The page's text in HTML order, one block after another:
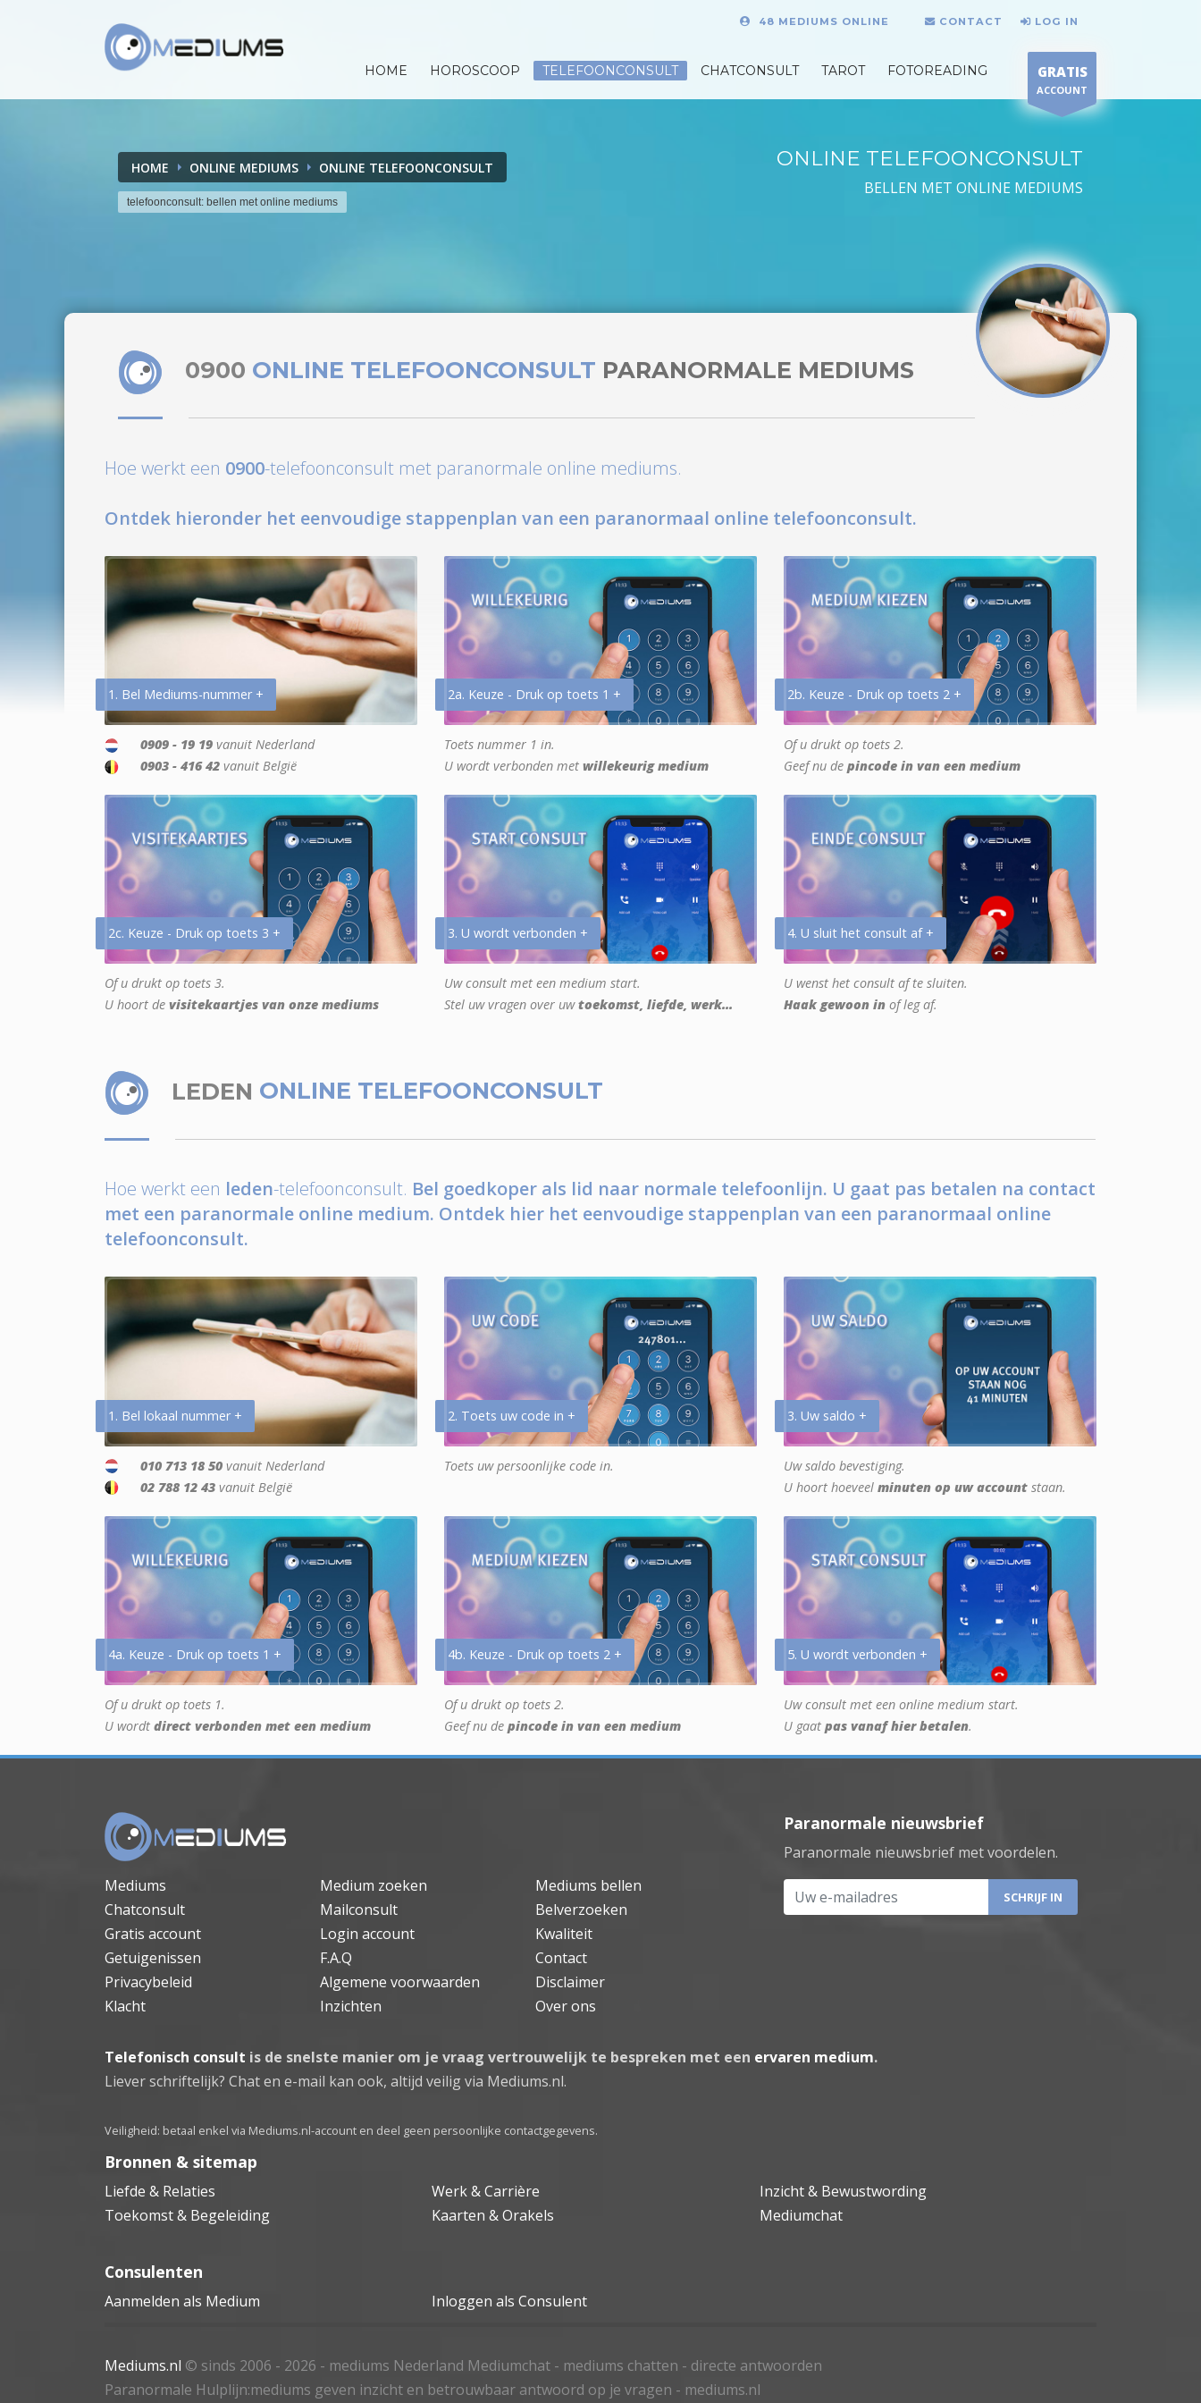
48 MEDIUMS ONLINE CONTACT LOG IN
HOME HOROSCOOP TELEFOONCONSULT CHATCONSULT TAROT FOTOREADING GRATIS
ACCOUNT
HOME ONLINE MEDIUMS ONLINE TELEFOONCONSULT
telefoonconsult: bellen met online mediums
ONLINE TELEFOONCONSULT
BELLEN MET ONLINE MEDIUMS
0900 ONLINE TELEFOONCONSULT PARANORMALE MEDIUMS
Hoe werkt een 0900-telefoonconsult met paranormale online mediums.
Ontdek hieronder het eenvoudige stappenplan van een paranormaal online telefoonconsult.
1. Bel Mediums-nummer +
0909 - 19 19 vanuit Nederland
0903 - 416 42 vanuit België
2a. Keuze - Druk op toets 1 +
Toets nummer 1 in.
U wordt verbonden met willekeurig medium
2b. Keuze - Druk op toets 2 +
Of u drukt op toets 2.
Geef nu de pincode in van een medium
2c. Keuze - Druk op toets 3 +
Of u drukt op toets 3.
U hoort de visitekaartjes van onze mediums
3. U wordt verbonden +
Uw consult met een medium start.
Stel uw vragen over uwtoekomst, liefde, werk...
4. U sluit het consult af +
U wenst het consult af te sluiten.
Haak gewoon in of leg af.
LEDEN ONLINE TELEFOONCONSULT
Hoe werkt een leden-telefoonconsult. Bel goedkoper als lid naar normale telefoonlijn. U gaat pas betalen na contact
met een paranormale online medium. Ontdek hier het eenvoudige stappenplan van een paranormaal online
telefoonconsult.
1. Bel lokaal nummer +
010 713 18 50 vanuit Nederland
02 788 12 43 vanuit België
2. Toets uw code in +
Toets uw persoonlijke code in.
3. Uw saldo +
Uw saldo bevestiging.
U hoort hoeveel minuten op uw account staan.
4a. Keuze - Druk op toets 1 +
Of u drukt op toets 1.
U wordt direct verbonden met een medium
4b. Keuze - Druk op toets 2 +
Of u drukt op toets 2.
Geef nu de pincode in van een medium
5. U wordt verbonden +
Uw consult met een online medium start.
U gaat pas vanaf hier betalen.
Mediums Medium zoeken
Mediums bellen
Chatconsult
Mailconsult
Belverzoeken
Gratis account
Login account
Kwaliteit
Getuigenissen
F.A.Q
Contact
Privacybeleid
Algemene voorwaarden
Disclaimer
Klacht
Inzichten Over ons
Paranormale nieuwsbrief
Paranormale nieuwsbrief met voordelen.
Uw e-mailadres
Telefonisch consult is de snelste manier om je vraag vertrouwelijk te bespreken met een ervaren medium.
Liever schriftelijk? Chat en e-mail kan ook, altijd veilig via Mediums.nl.
Veiligheid: betaal enkel via Mediums.nl-account en deel geen persoonlijke contactgegevens.
Bronnen & sitemap
Liefde & Relaties Werk & Carrière
Inzicht & Bewustwording
Toekomst & Begeleiding
Kaarten & Orakels Mediumchat
Consulenten
Aanmelden als Medium Inloggen als Consulent
Mediums.nl © sinds 2006 - 2026 - mediums Nederland Mediumchat - mediums chatten - directe antwoorden
Paranormale Hulplijn:mediums geven inzicht en betrouwbaar antwoord op je vragen - mediums.nl